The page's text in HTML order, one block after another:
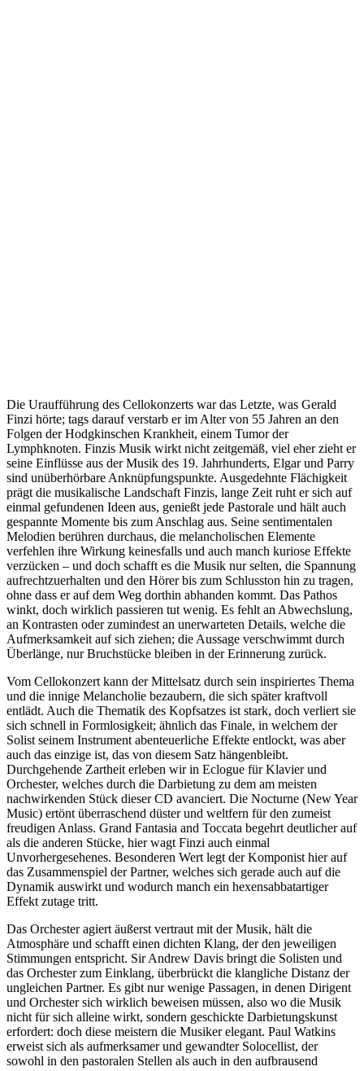
Die Uraufführung des Cellokonzerts war das Letzte, was Gerald
Finzi hörte; tags darauf verstarb er im Alter von 55 Jahren an den
Folgen der Hodgkinschen Krankheit, einem Tumor der
Lymphknoten. Finzis Musik wirkt nicht zeitgemäß, viel eher zieht er
seine Einflüsse aus der Musik des 19. Jahrhunderts, Elgar und Parry
sind unüberhörbare Anknüpfungspunkte. Ausgedehnte Flächigkeit
prägt die musikalische Landschaft Finzis, lange Zeit ruht er sich auf
einmal gefundenen Ideen aus, genießt jede Pastorale und hält auch
gespannte Momente bis zum Anschlag aus. Seine sentimentalen
Melodien berühren durchaus, die melancholischen Elemente
verfehlen ihre Wirkung keinesfalls und auch manch kuriose Effekte
verzücken – und doch schafft es die Musik nur selten, die Spannung
aufrechtzuerhalten und den Hörer bis zum Schlusston hin zu tragen,
ohne dass er auf dem Weg dorthin abhanden kommt. Das Pathos
winkt, doch wirklich passieren tut wenig. Es fehlt an Abwechslung,
an Kontrasten oder zumindest an unerwarteten Details, welche die
Aufmerksamkeit auf sich ziehen; die Aussage verschwimmt durch
Überlänge, nur Bruchstücke bleiben in der Erinnerung zurück.
Vom Cellokonzert kann der Mittelsatz durch sein inspiriertes Thema
und die innige Melancholie bezaubern, die sich später kraftvoll
entlädt. Auch die Thematik des Kopfsatzes ist stark, doch verliert sie
sich schnell in Formlosigkeit; ähnlich das Finale, in welchem der
Solist seinem Instrument abenteuerliche Effekte entlockt, was aber
auch das einzige ist, das von diesem Satz hängenbleibt.
Durchgehende Zartheit erleben wir in Eclogue für Klavier und
Orchester, welches durch die Darbietung zu dem am meisten
nachwirkenden Stück dieser CD avanciert. Die Nocturne (New Year
Music) ertönt überraschend düster und weltfern für den zumeist
freudigen Anlass. Grand Fantasia and Toccata begehrt deutlicher auf
als die anderen Stücke, hier wagt Finzi auch einmal
Unvorhergesehenes. Besonderen Wert legt der Komponist hier auf
das Zusammenspiel der Partner, welches sich gerade auch auf die
Dynamik auswirkt und wodurch manch ein hexensabbatartiger
Effekt zutage tritt.
Das Orchester agiert äußerst vertraut mit der Musik, hält die
Atmosphäre und schafft einen dichten Klang, der den jeweiligen
Stimmungen entspricht. Sir Andrew Davis bringt die Solisten und
das Orchester zum Einklang, überbrückt die klangliche Distanz der
ungleichen Partner. Es gibt nur wenige Passagen, in denen Dirigent
und Orchester sich wirklich beweisen müssen, also wo die Musik
nicht für sich alleine wirkt, sondern geschickte Darbietungskunst
erfordert: doch diese meistern die Musiker elegant. Paul Watkins
erweist sich als aufmerksamer und gewandter Solocellist, der
sowohl in den pastoralen Stellen als auch in den aufbrausend